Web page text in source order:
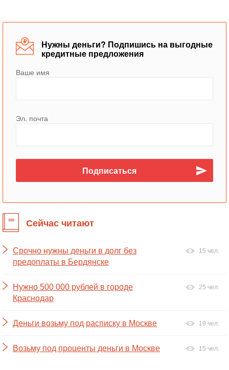
Нужны деньги? Подпишись на выгодные
кредитные предложения
Ваше имя
Эл. почта
Сейчас читают
Срочно нужны деньги в долг без
предоплаты в Бердянске
15 чел.
Нужно 500 000 рублей в городе
Краснодар
25 чел.
Деньги возьму под расписку в Москве 19 чел.
Возьму под проценты деньги в Москве 15 чел.